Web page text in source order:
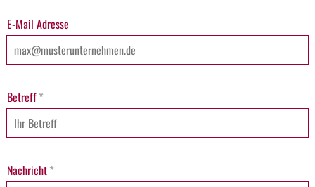
E-Mail Adresse
Betreff*
Nachricht*